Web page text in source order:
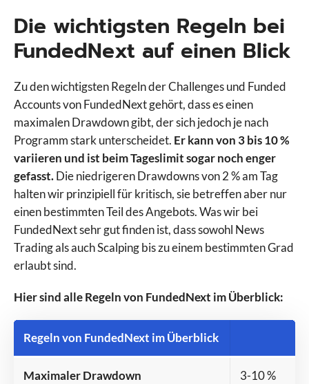
Die wichtigsten Regeln bei
FundedNext auf einen Blick
Zu den wichtigsten Regeln der Challenges und Funded
Accounts von FundedNext gehört, dass es einen
maximalen Drawdown gibt, der sich jedoch je nach
Programm stark unterscheidet. Er kann von 3 bis 10 %
variieren und ist beim Tageslimit sogar noch enger
gefasst.Die niedrigeren Drawdowns von 2 % am Tag
halten wir prinzipiell für kritisch, sie betreffen aber nur
einen bestimmten Teil des Angebots. Was wir bei
FundedNext sehr gut finden ist, dass sowohl News
Trading als auch Scalping bis zu einem bestimmten Grad
erlaubt sind.
Hier sind alle Regeln von FundedNext im Überblick:
Regeln von FundedNext im Überblick
Maximaler Drawdown 3-10 %